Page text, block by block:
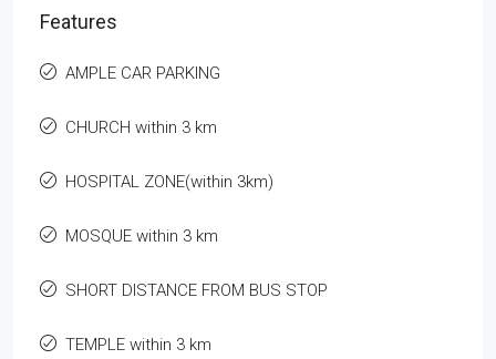
Features
AMPLE CAR PARKING
CHURCH within 3 km
HOSPITAL ZONE(within 3km)
MOSQUE within 3 km
SHORT DISTANCE FROM BUS STOP
TEMPLE within 3 km